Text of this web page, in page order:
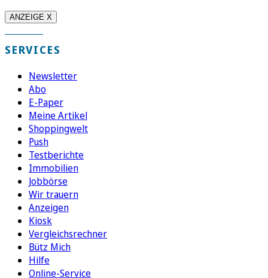
ANZEIGE X
SERVICES
Newsletter
Abo
E-Paper
Meine Artikel
Shoppingwelt
Push
Testberichte
Immobilien
Jobbörse
Wir trauern
Anzeigen
Kiosk
Vergleichsrechner
Bütz Mich
Hilfe
Online-Service